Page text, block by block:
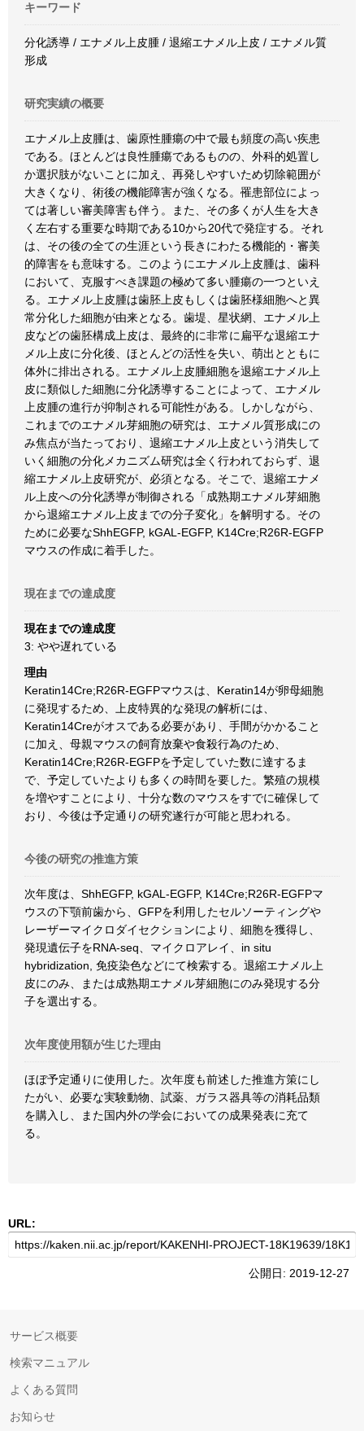
キーワード
分化誘導 / エナメル上皮腫 / 退縮エナメル上皮 / エナメル質
形成
研究実績の概要
エナメル上皮腫は、歯原性腫瘍の中で最も頻度の高い疾患
である。ほとんどは良性腫瘍であるものの、外科的処置し
か選択肢がないことに加え、再発しやすいため切除範囲が
大きくなり、術後の機能障害が強くなる。罹患部位によっ
ては著しい審美障害も伴う。また、その多くが人生を大き
く左右する重要な時期である10から20代で発症する。それ
は、その後の全ての生涯という長きにわたる機能的・審美
的障害をも意味する。このようにエナメル上皮腫は、歯科
において、克服すべき課題の極めて多い腫瘍の一つといえ
る。エナメル上皮腫は歯胚上皮もしくは歯胚様細胞へと異
常分化した細胞が由来となる。歯堤、星状網、エナメル上
皮などの歯胚構成上皮は、最終的に非常に扁平な退縮エナ
メル上皮に分化後、ほとんどの活性を失い、萌出とともに
体外に排出される。エナメル上皮腫細胞を退縮エナメル上
皮に類似した細胞に分化誘導することによって、エナメル
上皮腫の進行が抑制される可能性がある。しかしながら、
これまでのエナメル芽細胞の研究は、エナメル質形成にの
み焦点が当たっており、退縮エナメル上皮という消失して
いく細胞の分化メカニズム研究は全く行われておらず、退
縮エナメル上皮研究が、必須となる。そこで、退縮エナメ
ル上皮への分化誘導が制御される「成熟期エナメル芽細胞
から退縮エナメル上皮までの分子変化」を解明する。その
ために必要なShhEGFP, kGAL-EGFP, K14Cre;R26R-EGFP
マウスの作成に着手した。
現在までの達成度
現在までの達成度
3: やや遅れている
理由
Keratin14Cre;R26R-EGFPマウスは、Keratin14が卵母細胞
に発現するため、上皮特異的な発現の解析には、
Keratin14Creがオスである必要があり、手間がかかること
に加え、母親マウスの飼育放棄や食殺行為のため、
Keratin14Cre;R26R-EGFPを予定していた数に達するま
で、予定していたよりも多くの時間を要した。繁殖の規模
を増やすことにより、十分な数のマウスをすでに確保して
おり、今後は予定通りの研究遂行が可能と思われる。
今後の研究の推進方策
次年度は、ShhEGFP, kGAL-EGFP, K14Cre;R26R-EGFPマ
ウスの下顎前歯から、GFPを利用したセルソーティングや
レーザーマイクロダイセクションにより、細胞を獲得し、
発現遺伝子をRNA-seq、マイクロアレイ、in situ
hybridization, 免疫染色などにて検索する。退縮エナメル上
皮にのみ、または成熟期エナメル芽細胞にのみ発現する分
子を選出する。
次年度使用額が生じた理由
ほぼ予定通りに使用した。次年度も前述した推進方策にし
たがい、必要な実験動物、試薬、ガラス器具等の消耗品類
を購入し、また国内外の学会においての成果発表に充て
る。
URL:
公開日: 2019-12-27
サービス概要
検索マニュアル
よくある質問
お知らせ